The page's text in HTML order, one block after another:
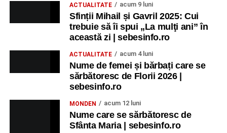
ACTUALITATE acum 9 luni
Sfinții Mihail și Gavril 2025: Cui
trebuie să îi spui „La mulţi ani” în
această zi | sebesinfo.ro
ACTUALITATE acum 4 luni
Nume de femei și bărbați care se
sărbătoresc de Florii 2026 |
sebesinfo.ro
MONDEN acum 12 luni
Nume care se sărbătoresc de
Sfânta Maria | sebesinfo.ro